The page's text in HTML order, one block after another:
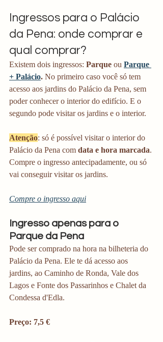
Ingressos para o Palácio
da Pena: onde comprar e
qual comprar?
Existem dois ingressos: Parque ou Parque
+ Palácio. No primeiro caso você só tem
acesso aos jardins do Palácio da Pena, sem
poder conhecer o interior do edifício. E o
segundo pode visitar os jardins e o interior.
Atenção: só é possível visitar o interior do
Palácio da Pena com data e hora marcada.
Compre o ingresso antecipadamente, ou só
vai conseguir visitar os jardins.
Compre o ingresso aqui
Ingresso apenas para o
Parque da Pena
Pode ser comprado na hora na bilheteria do
Palácio da Pena. Ele te dá acesso aos
jardins, ao Caminho de Ronda, Vale dos
Lagos e Fonte dos Passarinhos e Chalet da
Condessa d'Edla.
Preço: 7,5 €